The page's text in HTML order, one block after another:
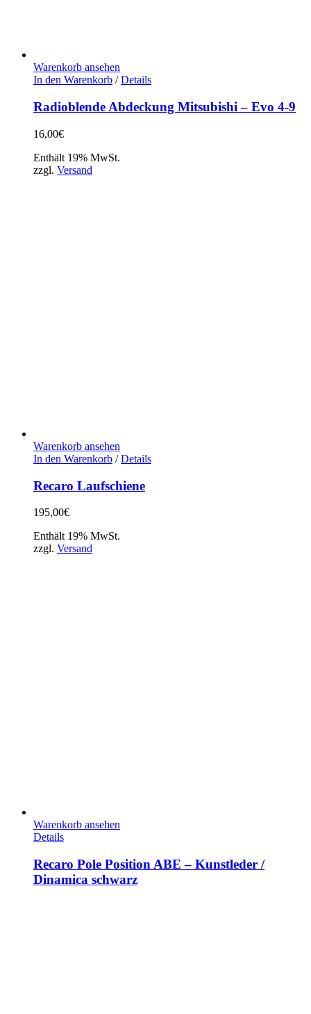
Warenkorb ansehen
In den Warenkorb / Details
Radioblende Abdeckung Mitsubishi – Evo 4-9
16,00€
Enthält 19% MwSt.
zzgl. Versand
Warenkorb ansehen
In den Warenkorb / Details
Recaro Laufschiene
195,00€
Enthält 19% MwSt.
zzgl. Versand
Warenkorb ansehen
Details
Recaro Pole Position ABE – Kunstleder /
Dinamica schwarz